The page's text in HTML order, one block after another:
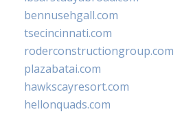
bennusehgall.com
tsecincinnati.com
roderconstructiongroup.com
plazabatai.com
hawkscayresort.com
hellonquads.com